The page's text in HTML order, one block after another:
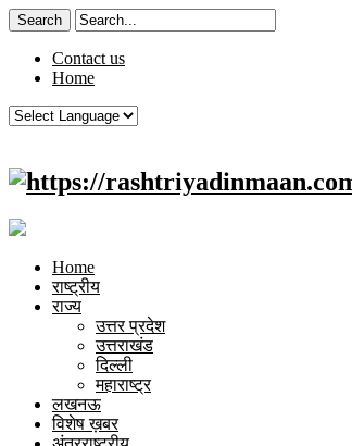
Contact us
Home
Home
राष्ट्रीय
राज्य
उत्तर प्रदेश
उत्तराखंड
दिल्ली
महाराष्ट्र
लखनऊ
विशेष ख़बर